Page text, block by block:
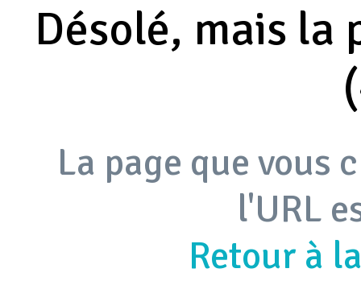
Désolé, mais la
La page que vous
l'URL
Retour à